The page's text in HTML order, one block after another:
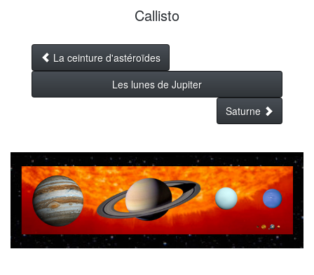
Callisto
La ceinture d'astéroïdes
Les lunes de Jupiter
Saturne